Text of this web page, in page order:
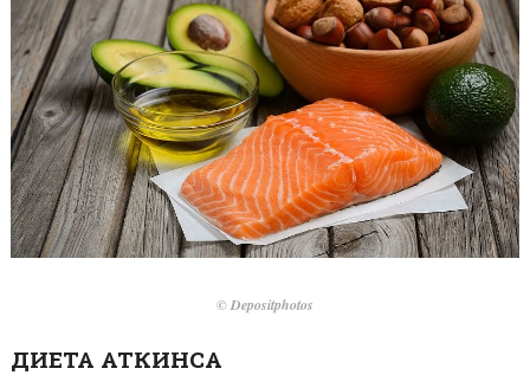
© Depositphotos
ДИЕТА АТКИНСА